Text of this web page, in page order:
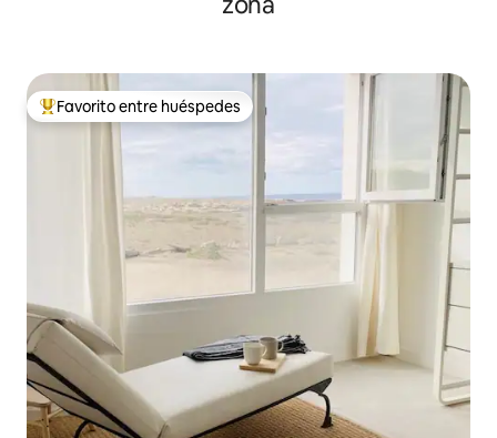
De los mejores en Favorito entre huéspedes
Favorito entre huéspedes